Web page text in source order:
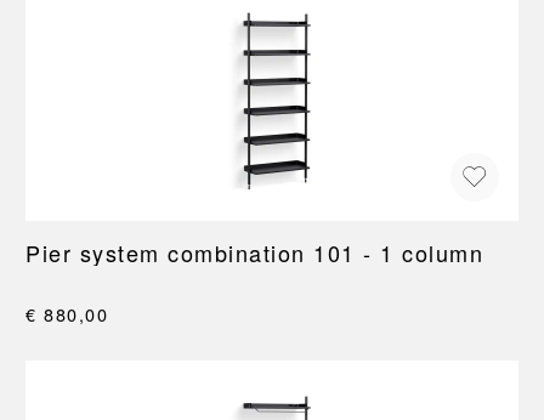
Pier system combination 101 - 1 column
€ 880,00